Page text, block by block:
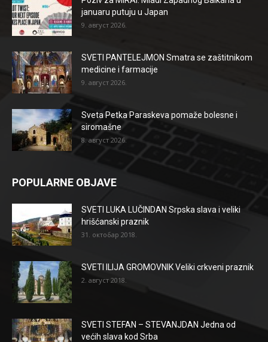
januaru putuju u Japan
9. август 2026.
SVETI PANTELEJMON Smatra se zaštitnikom
medicine i farmacije
9. август 2026.
Sveta Petka Paraskeva pomaže bolesne i
siromašne
8. август 2026.
POPULARNE OBJAVE
SVETI LUKA LUČINDAN Srpska slava i veliki
hrišćanski praznik
31. октобар 2018.
SVETI ILIJA GROMOVNIK Veliki crkveni praznik
2. август 2018.
SVETI STEFAN – STEVANJDAN Jedna od
većih slava kod Srba